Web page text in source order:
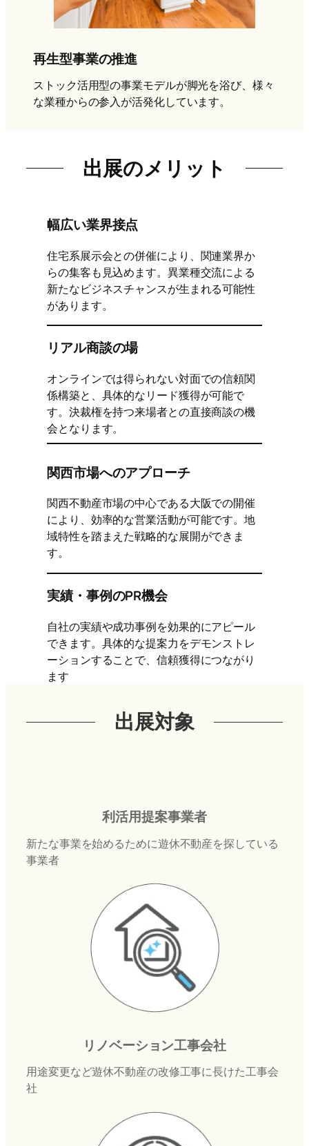
再生型事業の推進
ストック活用型の事業モデルが脚光を浴び、様々
な業種からの参入が活発化しています。
出展のメリット
幅広い業界接点
住宅系展示会との併催により、関連業界か
らの集客も見込めます。異業種交流による
新たなビジネスチャンスが生まれる可能性
があります。
リアル商談の場
オンラインでは得られない対面での信頼関
係構築と、具体的なリード獲得が可能で
す。決裁権を持つ来場者との直接商談の機
会となります。
関西市場へのアプローチ
関西不動産市場の中心である大阪での開催
により、効率的な営業活動が可能です。地
域特性を踏まえた戦略的な展開ができま
す。
実績・事例のPR機会
自社の実績や成功事例を効果的にアピール
できます。具体的な提案力をデモンストレ
ーションすることで、信頼獲得につながり
ます
出展対象
利活用提案事業者
新たな事業を始めるために遊休不動産を探している
事業者
リノベーション工事会社
用途変更など遊休不動産の改修工事に長けた工事会
社